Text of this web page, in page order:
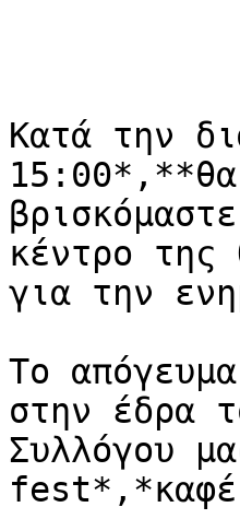
Κατά την
15:00*,**θα
κέντρο της
για την
Το
στην έδρα
Συλλόγου
fest*,*καφέ